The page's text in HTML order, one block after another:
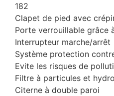
182
Clapet de pied avec
Porte verrouillable grâce
Interrupteur marche/arrêt
Système protection
Evite les risques de
Filtre à particules et
Citerne à double paroi